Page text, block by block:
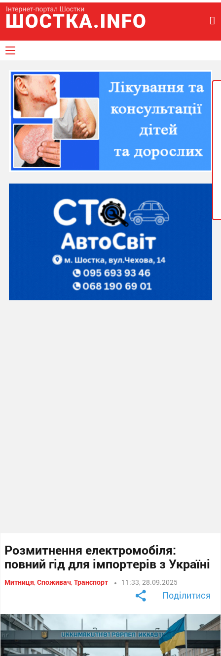
Розмитнення електромобіля:
повний гід для імпортерів з Україні
Митниця,Споживач,Транспорт 11:33, 28.09.2025
Поділитися